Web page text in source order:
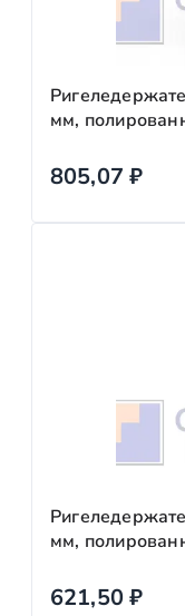
мм,
805,07₽
мм,
621,50₽